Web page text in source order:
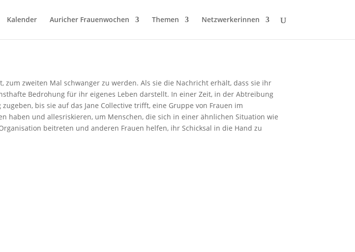
Kalender Auricher Frauenwochen Themen Netzwerkerinnen
zweiten Mal schwanger zu werden. Als sie die Nachricht erhält, dass sie ihr
Bedrohung für ihr eigenes Leben darstellt. In einer Zeit, in der Abtreibung
bis sie auf das Jane Collective trifft, eine Gruppe von Frauen im
haben und allesriskieren, um Menschen, die sich in einer ähnlichen Situation wie
beitreten und anderen Frauen helfen, ihr Schicksal in die Hand zu